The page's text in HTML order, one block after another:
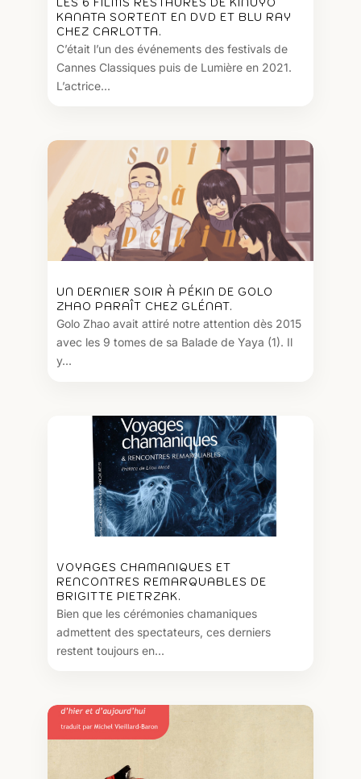
LES 6 FILMS RESTAURÉS DE KINUYO
KANATA SORTENT EN DVD ET BLU RAY
CHEZ CARLOTTA.
C’était l’un des événements des festivals de
Cannes Classiques puis de Lumière en 2021.
L’actrice...
UN DERNIER SOIR À PÉKIN DE GOLO
ZHAO PARAÎT CHEZ GLÉNAT.
Golo Zhao avait attiré notre attention dès 2015
avec les 9 tomes de sa Balade de Yaya (1). Il
y...
VOYAGES CHAMANIQUES ET
RENCONTRES REMARQUABLES DE
BRIGITTE PIETRZAK.
Bien que les cérémonies chamaniques
admettent des spectateurs, ces derniers
restent toujours en...